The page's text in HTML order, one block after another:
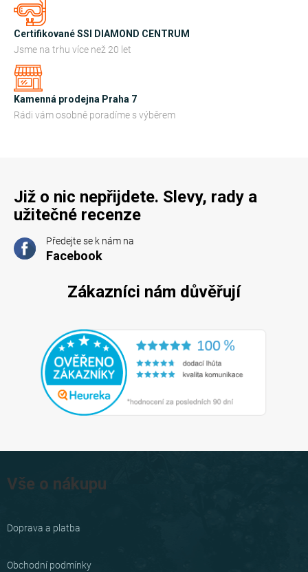
k
i
Certifikované SSI DIAMOND CENTRUM
Jsme na trhu více než 20 let
Kamenná prodejna Praha 7
Rádi vám osobně poradíme s výběrem
Již o nic nepřijdete. Slevy, rady a
užitečné recenze
Předejte se k nám na
Facebook
Zákazníci nám důvěřují
á
a
Vše o nákupu
Doprava a platba
Obchodní podmínky